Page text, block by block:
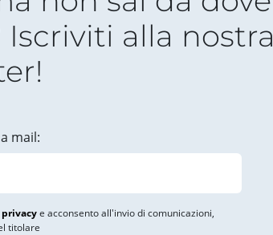
Iscriviti alla nostra
mail:
e acconsento all'invio di comunicazioni,
titolare